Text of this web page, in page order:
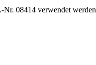
Nr. 08414 verwendet werden